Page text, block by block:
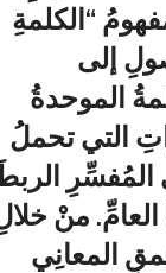
“الكلمةِ
إلى
الموحدةُ
التي تحملُ
المُفسِّرِ
منْ
المعانِي